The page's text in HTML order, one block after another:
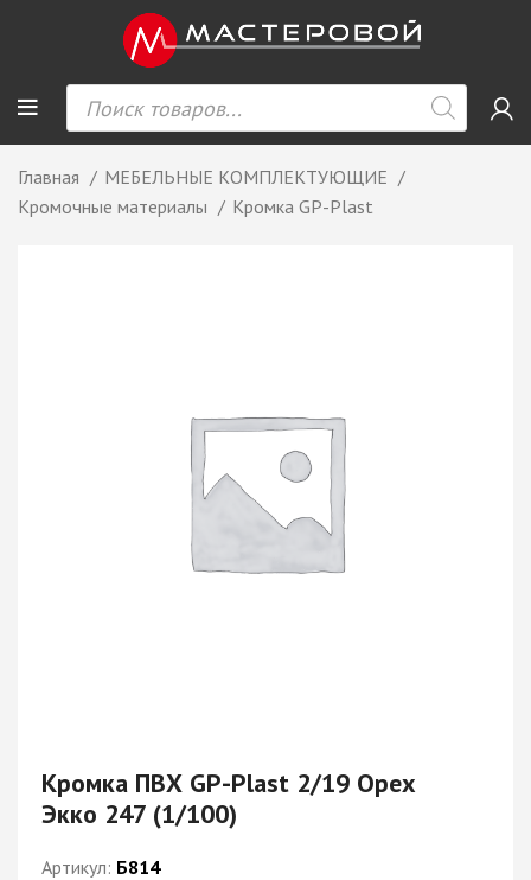
Главная
МЕБЕЛЬНЫЕ КОМПЛЕКТУЮЩИЕ
Кромочные материалы
Кромка GP-Plast
Кромка ПВХ GP-Plast 2/19 Орех
Экко 247 (1/100)
Артикул: Б814